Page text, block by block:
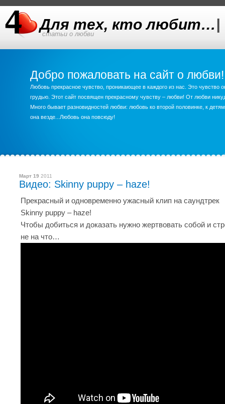
Для тех, кто любит…|
статьи о любви
Добро пожаловать на сайт о любви!
Любовь прекрасное чувство, проникающее в каждого из нас. Это чувство
грудью. Этот сайт посвящен прекрасному чувству – любви! От любви
Много бывает разновидностей любви: любовь ко второй половинке, к
она везде...Любовь она повсюду!
Март 19 2011
Видео: Skinny puppy – haze!
Прекрасный и одновременно ужасный клип на саундтрек
Skinny puppy – haze!
Чтобы добиться и доказать нужно жертвовать собой и
не на что…